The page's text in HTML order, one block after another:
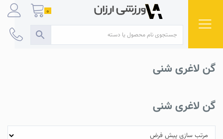
content
0
گن لاغری شنی
گن لاغری شنی